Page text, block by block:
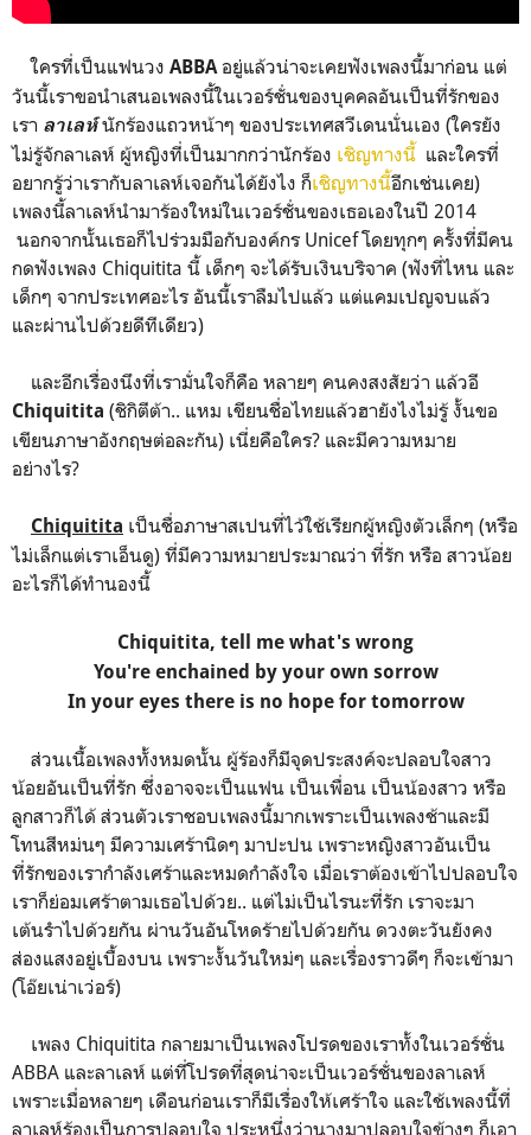
ใครที่เป็นแฟนวง ABBA อยู่แล้วน่าจะเคยฟังเพลงนี้มาก่อน แต่
วันนี้เราขอนำเสนอเพลงนี้ในเวอร์ชั่นของบุคคลอันเป็นที่รักของ
เรา ลาเลห์นักร้องแถวหน้าๆ ของประเทศสวีเดนนั่นเอง (ใครยัง
ไม่รู้จักลาเลห์ ผู้หญิงที่เป็นมากกว่านักร้อง เชิญทางนี้ และใครที่
อยากรู้ว่าเรากับลาเลห์เจอกันได้ยังไง ก็เชิญทางนี้อีกเช่นเคย)
เพลงนี้ลาเลห์นำมาร้องใหม่ในเวอร์ชั่นของเธอเองในปี 2014
นอกจากนั้นเธอก็ไปร่วมมือกับองค์กร Unicef โดยทุกๆ ครั้งที่มีคน
กดฟังเพลง Chiquitita นี้ เด็กๆ จะได้รับเงินบริจาค (ฟังที่ไหน และ
เด็กๆ จากประเทศอะไร อันนี้เราลืมไปแล้ว แต่แคมเปญจบแล้ว
และผ่านไปด้วยดีทีเดียว)
และอีกเรื่องนึงที่เรามั่นใจก็คือ หลายๆ คนคงสงสัยว่า แล้วอี
Chiquitita (ชิกิตีต้า.. แหม เขียนชื่อไทยแล้วฮายังไงไม่รู้ งั้นขอ
เขียนภาษาอังกฤษต่อละกัน) เนี่ยคือใคร? และมีความหมาย
อย่างไร?
Chiquitita เป็นชื่อภาษาสเปนที่ไว้ใช้เรียกผู้หญิงตัวเล็กๆ (หรือ
ไม่เล็กแต่เราเอ็นดู) ที่มีความหมายประมาณว่า ที่รัก หรือ สาวน้อย
อะไรก็ได้ทำนองนี้
Chiquitita, tell me what's wrong
You're enchained by your own sorrow
In your eyes there is no hope for tomorrow
ส่วนเนื้อเพลงทั้งหมดนั้น ผู้ร้องก็มีจุดประสงค์จะปลอบใจสาว
น้อยอันเป็นที่รัก ซึ่งอาจจะเป็นแฟน เป็นเพื่อน เป็นน้องสาว หรือ
ลูกสาวก็ได้ ส่วนตัวเราชอบเพลงนี้มากเพราะเป็นเพลงช้าและมี
โทนสีหม่นๆ มีความเศร้านิดๆ มาปะปน เพราะหญิงสาวอันเป็น
ที่รักของเรากำลังเศร้าและหมดกำลังใจ เมื่อเราต้องเข้าไปปลอบใจ
เราก็ย่อมเศร้าตามเธอไปด้วย.. แต่ไม่เป็นไรนะที่รัก เราจะมา
เต้นรำไปด้วยกัน ผ่านวันอันโหดร้ายไปด้วยกัน ดวงตะวันยังคง
ส่องแสงอยู่เบื้องบน เพราะงั้นวันใหม่ๆ และเรื่องราวดีๆ ก็จะเข้ามา
(โอ๊ยเน่าเว่อร์)
เพลง Chiquitita กลายมาเป็นเพลงโปรดของเราทั้งในเวอร์ชั่น
ABBA และลาเลห์ แต่ที่โปรดที่สุดน่าจะเป็นเวอร์ชั่นของลาเลห์
เพราะเมื่อหลายๆ เดือนก่อนเราก็มีเรื่องให้เศร้าใจ และใช้เพลงนี้ที่
ลาเลห์ร้องเป็นการปลอบใจ ประหนึ่งว่านางมาปลอบใจข้างๆ ก็เอา